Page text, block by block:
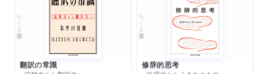
ちくま学芸文庫
翻訳の常識
ちくま学芸文庫
修辞的思考